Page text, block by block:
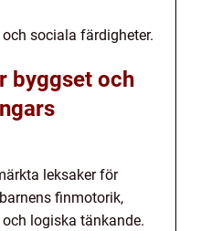
sociala färdigheter.
byggset och
leksaker för
finmotorik,
logiska tänkande.